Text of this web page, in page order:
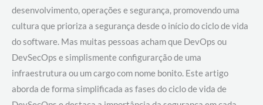
desenvolvimento, operações e segurança, promovendo uma
cultura que prioriza a segurança desde o início do ciclo de vida
do software. Mas muitas pessoas acham que DevOps ou
DevSecOps e simplismente configurarção de uma
infraestrutura ou um cargo com nome bonito. Este artigo
aborda de forma simplificada as fases do ciclo de vida de